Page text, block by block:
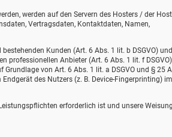
werden auf den Servern des Hosters / der
Vertragsdaten, Kontaktdaten, Namen,
Kunden (Art. 6 Abs. 1 lit. b DSGVO)
professionellen Anbieter (Art. 6 Abs. 1 lit. f
von Art. 6 Abs. 1 lit. a DSGVO und § 25
des Nutzers (z. B. Device-Fingerprinting)
erforderlich ist und unsere